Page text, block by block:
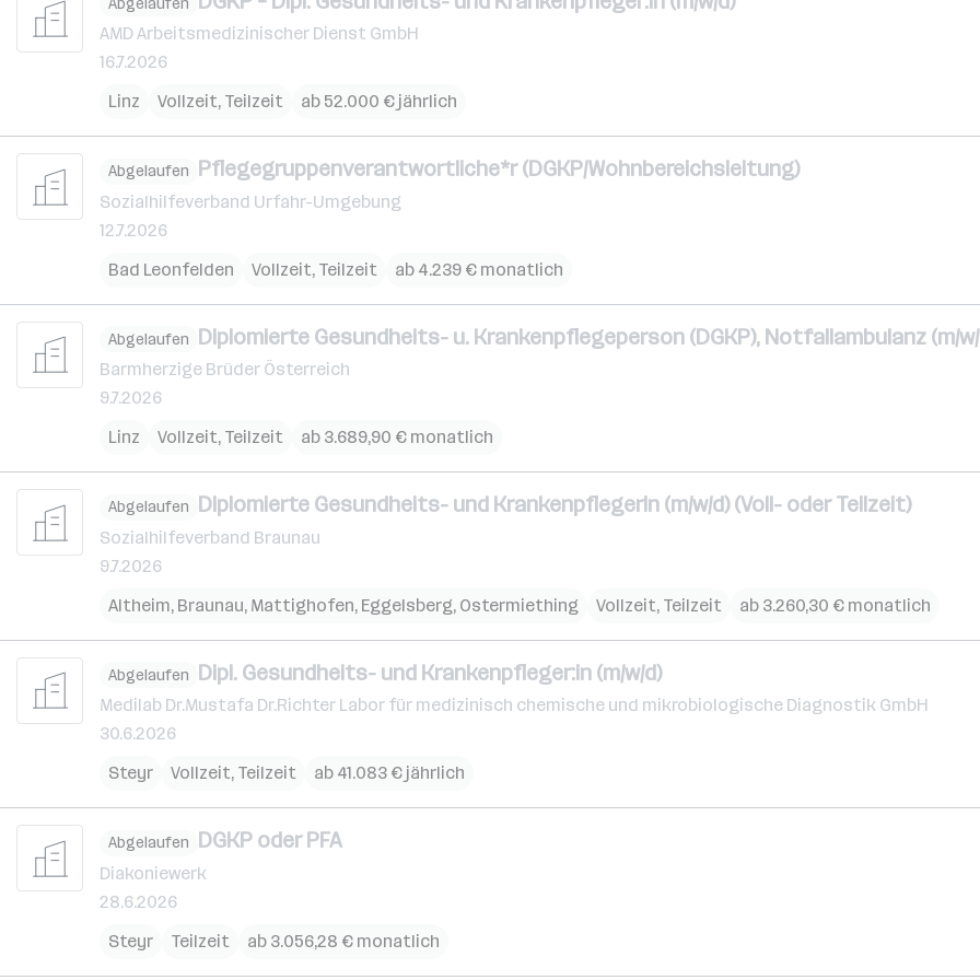
AMD Arbeitsmedizinischer Dienst GmbH
16.7.2026
Linz
Vollzeit, Teilzeit ab 52.000 € jährlich
Abgelaufen Pflegegruppenverantwortliche*r (DGKP/Wohnbereichsleitung)
Sozialhilfeverband Urfahr-Umgebung
12.7.2026
Bad Leonfelden
Vollzeit, Teilzeit ab 4.239 € monatlich
Abgelaufen Diplomierte Gesundheits- u. Krankenpflegeperson (DGKP), Notfallambulanz (m/
Barmherzige Brüder Österreich
9.7.2026
Linz
Vollzeit, Teilzeit ab 3.689,90 € monatlich
Abgelaufen Diplomierte Gesundheits- und KrankenpflegerIn (m/w/d) (Voll- oder Teilzeit)
Sozialhilfeverband Braunau
9.7.2026
Altheim, Braunau, Mattighofen, Eggelsberg, Ostermiething Vollzeit, Teilzeit ab 3.260,30 € monatlich
Abgelaufen Dipl. Gesundheits- und Krankenpfleger:in (m/w/d)
Medilab Dr.Mustafa Dr.Richter Labor für medizinisch chemische und mikrobiologische Diagnostik GmbH
30.6.2026
Steyr
Vollzeit, Teilzeit ab 41.083 € jährlich
Abgelaufen DGKP oder PFA
Diakoniewerk
28.6.2026
Steyr
Teilzeit ab 3.056,28 € monatlich